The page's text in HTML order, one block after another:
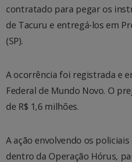
contratado para pegar os
de Tacuru e entregá-los em
(SP).
A ocorrência foi registrada e
Federal de Mundo Novo. O
de R$ 1,6 milhões.
A ação envolvendo os policiais
dentro da Operação Hórus,